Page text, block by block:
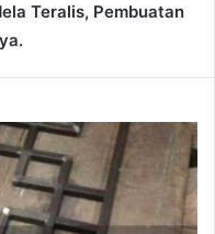
Teralis, Pembuatan